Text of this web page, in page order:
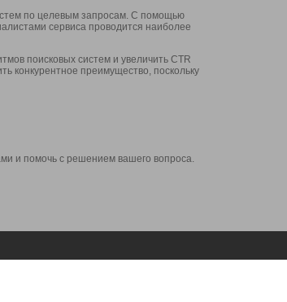
по целевым запросам. С помощью
сервиса проводится наиболее
поисковых систем и увеличить CTR
конкурентное преимущество, поскольку
и помочь с решением вашего вопроса.